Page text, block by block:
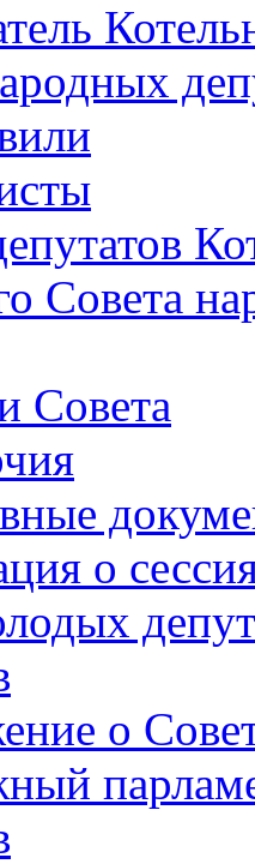
Совета
Совета
о
о